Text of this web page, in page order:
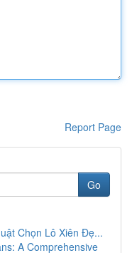
Report Page
Go
Chọn Lô Xiên Đẹ...
A Comprehensive